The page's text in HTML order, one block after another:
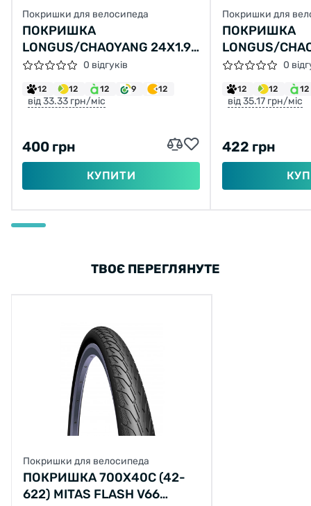
Покришки для велосипеда
ПОКРИШКА
LONGUS/CHAOYANG 24X1.95
Н-554 (47-507)
0 відгуків
12 12 12 9 12
від 33.33 грн/міс
400 грн
КУПИТИ
Покришки для
ПОКРИШКА
LONGUS/
H-5150 (50-
0
12 12 12
від 35.17 грн/міс
422 грн
ТВОЄ ПЕРЕГЛЯНУТЕ
Покришки для велосипеда
ПОКРИШКА 700X40C (42-
622) MITAS FLASH V66